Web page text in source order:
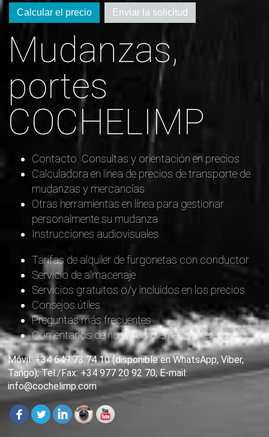
Calcular el precio Enviar la solicitud
Mudanzas,
portes
COCHELIMP
Contacto. Consultas y orientación en precios
Calculadora en línea de precios de transporte de
mudanzas y mercancías
Otras herramientas en línea para gestionar
personalmente su mudanza
Instrucciones audiovisuales
Tarifas de alquiler de furgonetas con conductor
Servicio de almacenaje
Servicios gratuitos o/y incluidos en los precios
Consejos útiles
Preguntas más frecuentes
Comentarios de nuestros clientes. Referencias
Móvil: +34 649 73 74 10 (disponible en WhatsApp, Viber,
Tango); Tel./Fax: +34 977 20 92 70; E-mail:
info@cochelimp.com